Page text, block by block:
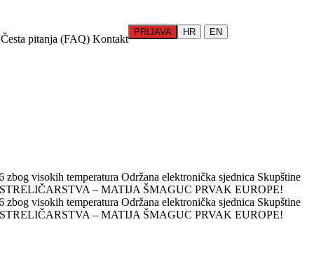
Česta pitanja (FAQ) Kontakt
PRIJAVA HR EN
zbog visokih temperatura Održana elektronička sjednica Skupštine
– MATIJA ŠMAGUC PRVAK EUROPE!
zbog visokih temperatura Održana elektronička sjednica Skupštine
– MATIJA ŠMAGUC PRVAK EUROPE!